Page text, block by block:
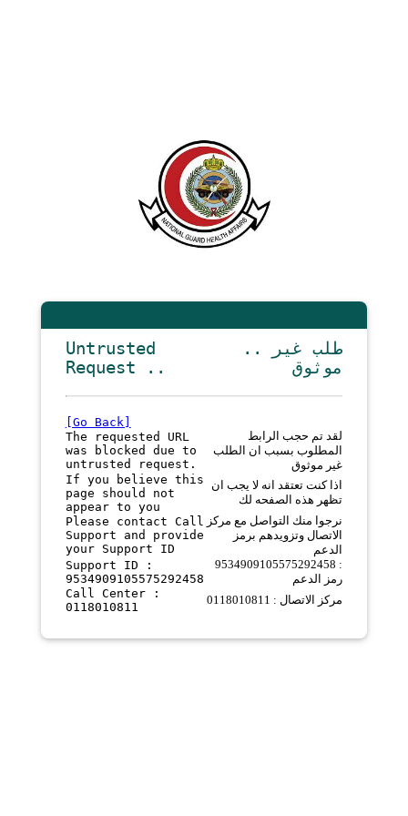
Untrusted
Request ..
.. طلب غير
موثوق
[Go Back]
The requested URL
was blocked due to
untrusted request.
لقد تم حجب الرابط
المطلوب بسبب ان الطلب
غير موثوق
If you believe this
page should not
appear to you
اذا كنت تعتقد انه لا يجب ان
تظهر هذه الصفحه لك
Please contact Call
Support and provide
your Support ID
نرجوا منك التواصل مع مركز
الاتصال وتزويدهم برمز
الدعم
Support ID :
9534909105575292458
9534909105575292458 :
رمز الدعم
Call Center :
0118010811
مركز الاتصال : 0118010811